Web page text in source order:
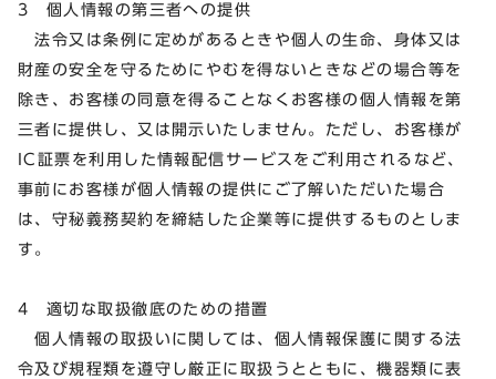
3 個人情報の第三者への提供
法令又は条例に定めがあるときや個人の生命、身体又は
財産の安全を守るためにやむを得ないときなどの場合等を
除き、お客様の同意を得ることなくお客様の個人情報を第
三者に提供し、又は開示いたしません。ただし、お客様が
IC証票を利用した情報配信サービスをご利用されるなど、
事前にお客様が個人情報の提供にご了解いただいた場合
は、守秘義務契約を締結した企業等に提供するものとしま
す。
4 適切な取扱徹底のための措置
個人情報の取扱いに関しては、個人情報保護に関する法
令及び規程類を遵守し厳正に取扱うとともに、機器類に表